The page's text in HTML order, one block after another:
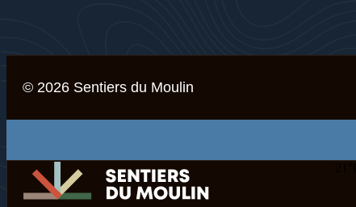
© 2026 Sentiers du Moulin